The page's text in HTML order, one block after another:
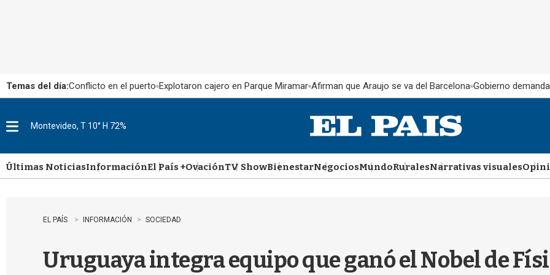
Temas del día:Conflicto en el puerto Explotaron cajero en Parque Miramar Afirman que Araujo se va del Barcelona Gobierno
u
Montevideo, T 10° H 72%
Últimas NoticiasInformaciónEl País +OvaciónTV ShowBienestarNegociosMundoRuralesNarrativas visuales
EL PAÍS INFORMACIÓN SOCIEDAD
Uruguaya integra equipo que ganó el Nobel de